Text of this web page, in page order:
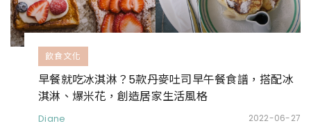
飲食文化
早餐就吃冰淇淋？5款丹麥吐司早午餐食譜，搭配冰
淇淋、爆米花，創造居家生活風格
Diane 2022-06-27